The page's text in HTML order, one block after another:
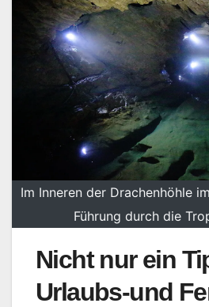
Im Inneren der Drachenhöhle
Führung durch die
Nicht nur ein
Urlaubs-und